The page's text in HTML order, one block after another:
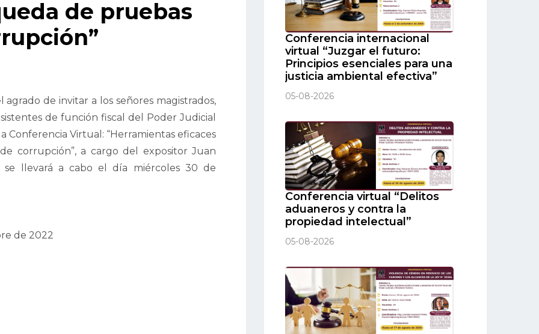
de pruebas
de invitar a los señores magistrados,
de función fiscal del Poder Judicial
Conferencia Virtual: “Herramientas eficaces
corrupción”, a cargo del expositor Juan
se llevará a cabo el día miércoles 30 de
de 2022
Conferencia internacional
virtual “Juzgar el futuro:
Principios esenciales para una
justicia ambiental efectiva”
05-08-2026
Conferencia virtual “Delitos
aduaneros y contra la
propiedad intelectual”
05-08-2026